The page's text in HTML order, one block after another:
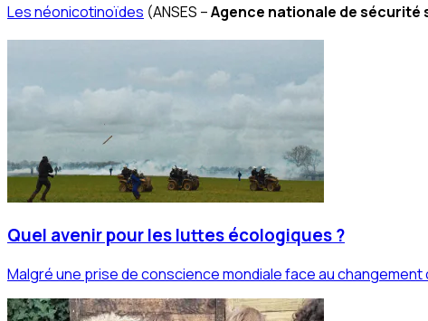
Les néonicotinoïdes (ANSES –Agence nationale de sécurité
Quel avenir pour les luttes écologiques ?
Malgré une prise de conscience mondiale face au